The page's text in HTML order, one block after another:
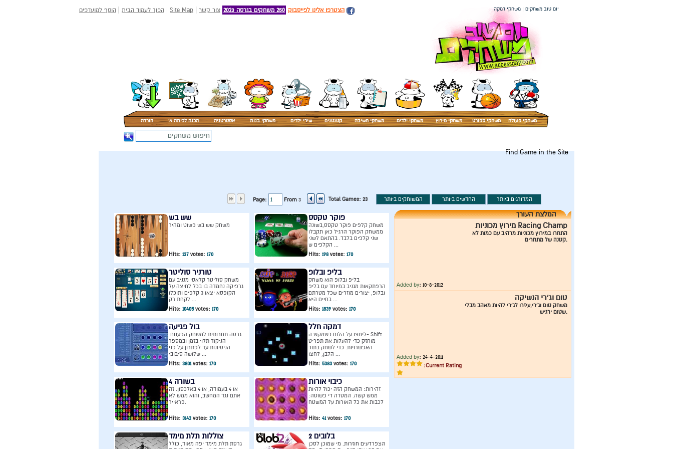
יום טוב משחקים | משחקי דמקה הפוך לעמוד הבית | הוסף למועדפים | Site Map | צור קשר 250 משחקים בגרסה 2023 הצטרפו אלינו לפייסבוק
משחקי פעולה משחקי ספורט משחקי מירוץ משחקי ילדים משחקי חשיבה קטנטנים שירי ילדים משחקי בנות אסטרטגיה הכנה לכיתה א' הורדה
Find Game in the Site
Page: From 3 Total Games: 23
שש בש
משחק שש בש פשוט ומהיר
Hits: 137 votes: 170
פוקר טקסס
משחק קלפים פוקר טקסס,בשונה
ממשחק הפוקר הרגיל כאן תקבלו
שני קלפים בלבד. בהתאם לשני
הקלפים ש ...
Hits: 198votes: 170
טורניר סוליטר
משחק סוליטר קלאסי מגניב עם
גרפיקה נחמדה בו בכל לחיצה על
הקופסא יצאו 3 קלפים ותוכלו
לקחת רק ...
Hits: 10405votes: 170
בליפ ובלופ
בליפ ובלופ הוא משחק
הרפתקאות מגניב במיוחד עם בליפ
ובלופ, יצורים מוזרים שכל מטרתם
בחיים היא ...
Hits: 1839 votes: 170
בול פגיעה
גרסה תחרותית למשחק הפענוח.
הניקוד תלוי בזמן ובמספר
הניסיונות עד לפתרון על פני
שלושה סיבובי ...
Hits: 3801votes: 170
דמקה חלל
ליחצו על הלוח כשמקש ה- Shift
מוחזק כדי להעלות את תפריט
האפשרויות. כדי לשחק בתור
הלבן, לחצו ...
Hits: 5383 votes: 170
4 בשורה
או 4 בעמודה, או 4 באלכסון. זה
אתם נגד המחשב, והוא ממש לא
פראייר.
Hits: 3142 votes: 170
כיבוי אורות
זהירות: המשחק הזה יכול להיות
ממש קשה. המטרה די פשוטה:
לכבות את כל האורות על המשטח
Hits: 41votes: 170
צוללות תלת מימד
גרסת תלת מימד יפה מאוד, כולל
בלובים 2
הצפרדעים חוזרות. מי שמוכן לסכן
המלצת העורך
מירוץ מכוניות Racing Champ
התחרו במירוץ מכוניות מרהיב עם כמות לא
קטנה של מתחרים.
Added by: 10-8-2012
טום וג`רי הנשיקה
משחק טום וג`רי,עיזרו לג`רי להיות מאהב מבלי
שטום ירגיש.
Added by: 24-4-2011
Current Rating: